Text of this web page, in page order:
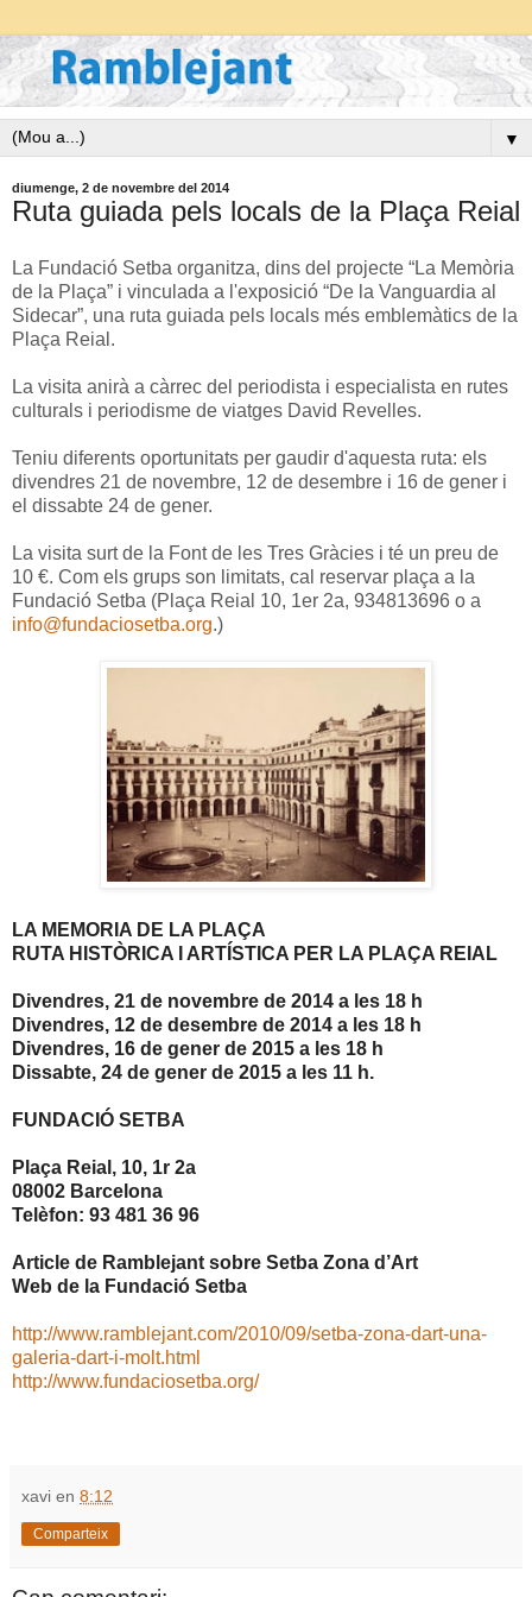
▼
diumenge, 2 de novembre del 2014
Ruta guiada pels locals de la Plaça Reial
La Fundació Setba organitza, dins del projecte “La Memòria
de la Plaça” i vinculada a l'exposició “De la Vanguardia al
Sidecar”, una ruta guiada pels locals més emblemàtics de la
Plaça Reial.
La visita anirà a càrrec del periodista i especialista en rutes
culturals i periodisme de viatges David Revelles.
Teniu diferents oportunitats per gaudir d'aquesta ruta: els
divendres 21 de novembre, 12 de desembre i 16 de gener i
el dissabte 24 de gener.
La visita surt de la Font de les Tres Gràcies i té un preu de
10 €. Com els grups son limitats, cal reservar plaça a la
Fundació Setba (Plaça Reial 10, 1er 2a, 934813696 o a
info@fundaciosetba.org.)
LA MEMORIA DE LA PLAÇA
RUTA HISTÒRICA I ARTÍSTICA PER LA PLAÇA REIAL
Divendres, 21 de novembre de 2014 a les 18 h
Divendres, 12 de desembre de 2014 a les 18 h
Divendres, 16 de gener de 2015 a les 18 h
Dissabte, 24 de gener de 2015 a les 11 h.
FUNDACIÓ SETBA
Plaça Reial, 10, 1r 2a
08002 Barcelona
Telèfon: 93 481 36 96
Article de Ramblejant sobre Setba Zona d’Art
Web de la Fundació Setba
http://www.ramblejant.com/2010/09/setba-zona-dart-una-
galeria-dart-i-molt.html
http://www.fundaciosetba.org/
xavi en 8:12
Comparteix